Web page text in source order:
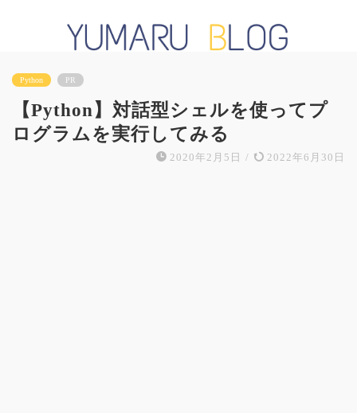
Python PR
【Python】対話型シェルを使ってプ
ログラムを実行してみる
2020年2月5日 / 2022年6月30日